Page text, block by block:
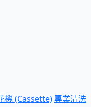
機 (Cassette)專業清洗